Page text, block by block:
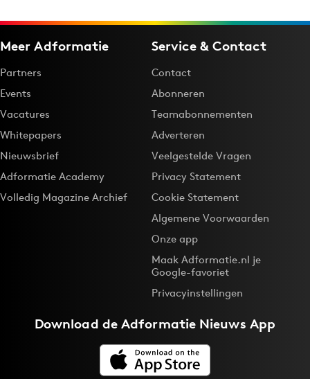
Meer Adformatie
Partners
Events
Vacatures
Whitepapers
Nieuwsbrief
Adformatie Academy
Volledig Magazine Archief
Service & Contact
Contact
Abonneren
Teamabonnementen
Adverteren
Veelgestelde Vragen
Privacy Statement
Cookie Statement
Algemene Voorwaarden
Onze app
Maak Adformatie.nl je
Google-favoriet
Privacyinstellingen
Download deAdformatie Nieuws App